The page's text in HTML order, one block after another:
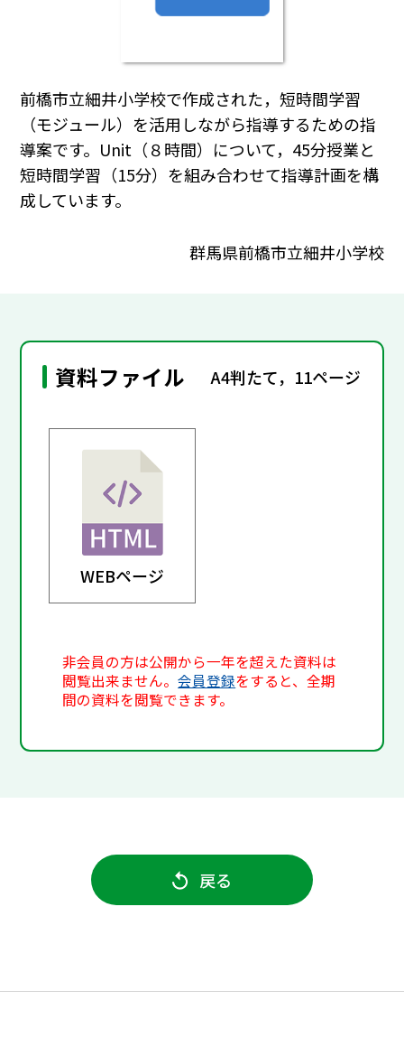
前橋市立細井小学校で作成された，短時間学習
（モジュール）を活用しながら指導するための指
導案です。Unit（８時間）について，45分授業と
短時間学習（15分）を組み合わせて指導計画を構
成しています。
群馬県前橋市立細井小学校
資料ファイル A4判たて，11ページ
WEBページ
非会員の方は公開から一年を超えた資料は
閲覧出来ません。会員登録をすると、全期
間の資料を閲覧できます。
戻る